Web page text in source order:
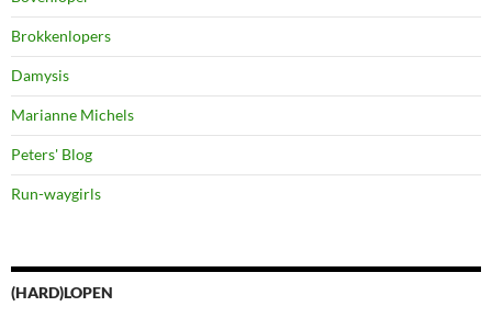
Brokkenlopers
Damysis
Marianne Michels
Peters' Blog
Run-waygirls
(HARD)LOPEN